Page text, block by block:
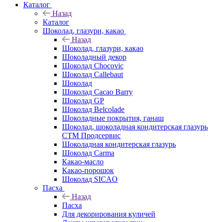
Каталог
Назад
Каталог
Шоколад, глазури, какао
Назад
Шоколад, глазури, какао
Шоколадный декор
Шоколад Chocovic
Шоколад Callebaut
Шоколад
Шоколад Cacao Barry
Шоколад GP
Шоколад Belcolade
Шоколадные покрытия, ганаш
Шоколад, шоколадная кондитерская глазурь
СТМ Продсервис
Шоколадная кондитерская глазурь
Шоколад Carma
Какао-масло
Какао-порошок
Шоколад SICAO
Пасха
Назад
Пасха
Для декорирования куличей